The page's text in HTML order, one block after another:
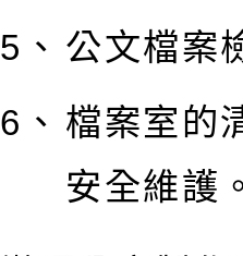
5、 公文檔案
6、 檔案室的
安全維護